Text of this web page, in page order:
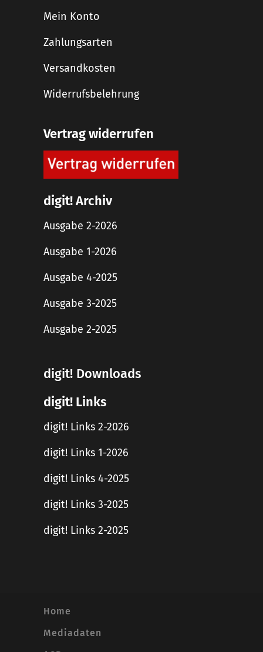
Mein Konto
Zahlungsarten
Versandkosten
Widerrufsbelehrung
Vertrag widerrufen
digit! Archiv
Ausgabe 2-2026
Ausgabe 1-2026
Ausgabe 4-2025
Ausgabe 3-2025
Ausgabe 2-2025
digit! Downloads
digit! Links
digit! Links 2-2026
digit! Links 1-2026
digit! Links 4-2025
digit! Links 3-2025
digit! Links 2-2025
Home
Mediadaten